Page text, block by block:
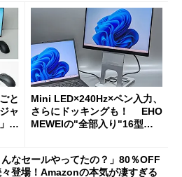
と
ャ
の
Mini LED×240Hz×ペン入力、
さらにドッキングも！ EHO
MEWEIの"全部入り"16型モ
んなセールやってたの？」80％OFF
登場！Amazonの本気が凄すぎる